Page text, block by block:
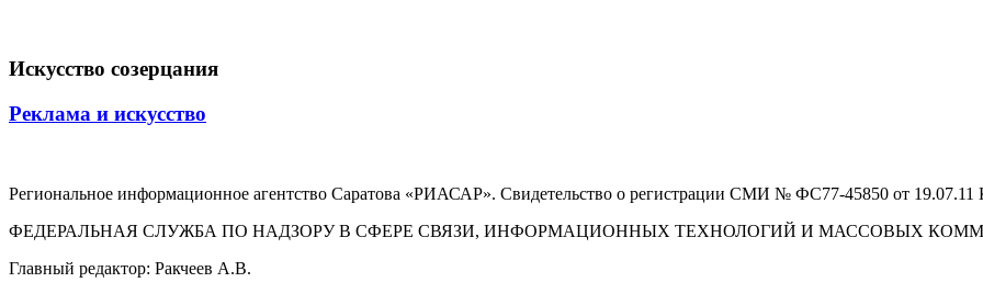
Искусство созерцания
Реклама и искусство
Региональное информационное агентство Саратова «РИАСАР». Свидетельство о регистрации СМИ № ФС77-45850 от
ФЕДЕРАЛЬНАЯ СЛУЖБА ПО НАДЗОРУ В СФЕРЕ СВЯЗИ, ИНФОРМАЦИОННЫХ ТЕХНОЛОГИЙ И МАССОВЫХ
Главный редактор: Ракчеев А.В.